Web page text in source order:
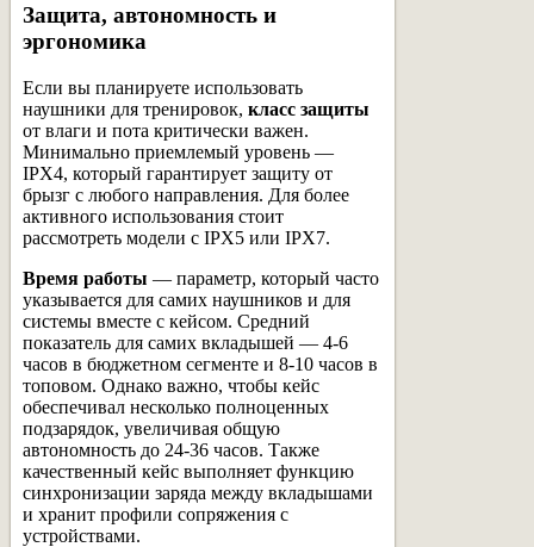
Защита, автономность и
эргономика
Если вы планируете использовать
наушники для тренировок, класс защиты
от влаги и пота критически важен.
Минимально приемлемый уровень —
IPX4, который гарантирует защиту от
брызг с любого направления. Для более
активного использования стоит
рассмотреть модели с IPX5 или IPX7.
Время работы — параметр, который часто
указывается для самих наушников и для
системы вместе с кейсом. Средний
показатель для самих вкладышей — 4-6
часов в бюджетном сегменте и 8-10 часов в
топовом. Однако важно, чтобы кейс
обеспечивал несколько полноценных
подзарядок, увеличивая общую
автономность до 24-36 часов. Также
качественный кейс выполняет функцию
синхронизации заряда между вкладышами
и хранит профили сопряжения с
устройствами.